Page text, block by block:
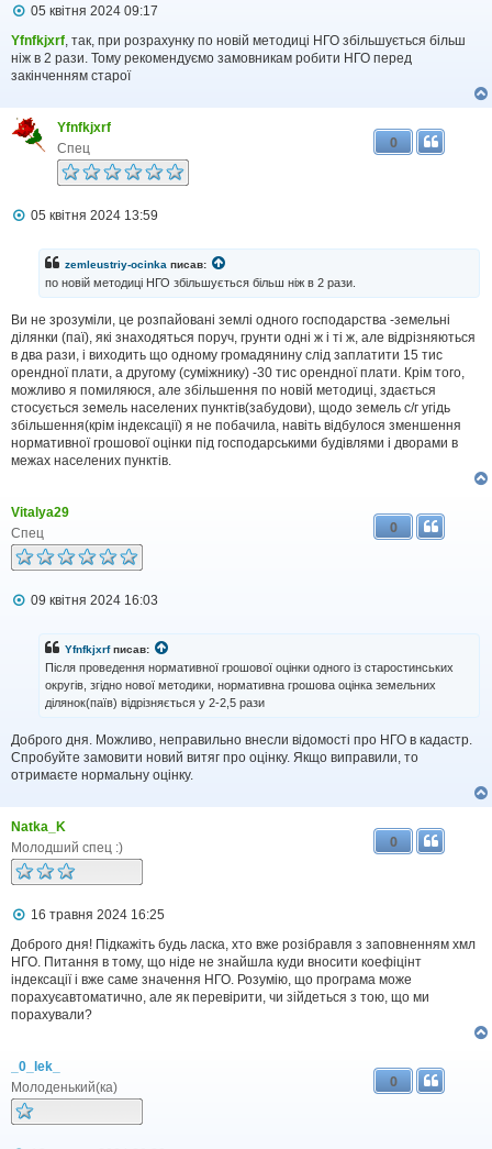
П
в
і
д
л
е
н
05 квітня 2024 09:17
Yfnfkjxrf, так, при розрахунку по новій методиці НГО збільшується більш
ніж в 2 рази. Тому рекомендуємо замовникам робити НГО перед
закінченням старої
Yfnfkjxrf
Спец
0
П
л
е
н
н
я
05 квітня 2024 13:59
zemleustriy-ocinka писав:
по новій методиці НГО збільшується більш ніж в 2 рази.
Ви не зрозуміли, це розпайовані землі одного господарства -земельні
ділянки (паї), які знаходяться поруч, грунти одні ж і ті ж, але відрізняються
в два рази, і виходить що одному громадянину слід заплатити 15 тис
орендної плати, а другому (суміжнику) -30 тис орендної плати. Крім того,
можливо я помиляюся, але збільшення по новій методиці, здається
стосується земель населених пунктів(забудови), щодо земель с/г угідь
збільшення(крім індексації) я не побачила, навіть відбулося зменшення
нормативної грошової оцінки під господарськими будівлями і дворами в
межах населених пунктів.
Vitalya29
Спец
0
П
н
н
я
09 квітня 2024 16:03
Yfnfkjxrfписав:
Після проведення нормативної грошової оцінки одного із старостинських
округів, згідно нової методики, нормативна грошова оцінка земельних
ділянок(паїв) відрізняється у 2-2,5 рази
Доброго дня. Можливо, неправильно внесли відомості про НГО в кадастр.
Спробуйте замовити новий витяг про оцінку. Якщо виправили, то
отримаєте нормальну оцінку.
Natka_K
Молодший спец :)
0
П
в
і
д
о
м
л
н
я
16 травня 2024 16:25
Доброго дня! Підкажіть будь ласка, хто вже розібравля з заповненням хмл
НГО. Питання в тому, що ніде не знайшла куди вносити коефіцінт
індексації і вже саме значення НГО. Розумію, що програма може
порахуєавтоматично, але як перевірити, чи зійдеться з тою, що ми
порахували?
_0_lek_
Молоденький(ка)
0